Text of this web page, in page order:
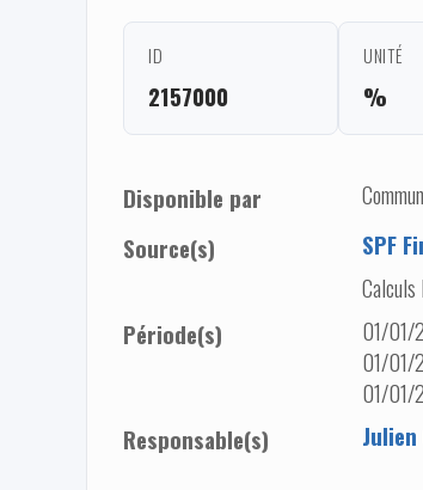
ID
2157000
UNITÉ
%
Disponible par
Source(s)
SPF
Calculs
Période(s)
01/01/
01/01/
01/01/
Responsable(s)